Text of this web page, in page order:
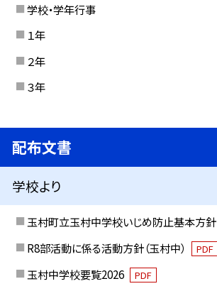
学校・学年行事
１年
２年
３年
配布文書
学校より
玉村町立玉村中学校いじめ防止基本方針
R8部活動に係る活動方針（玉村中） PDF
玉村中学校要覧2026 PDF